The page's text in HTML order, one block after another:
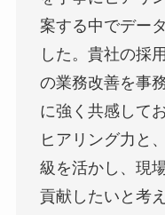
案する中でデー
した。貴社の採
の業務改善を事
に強く共感して
ヒアリング力と
級を活かし、現
貢献したいと考